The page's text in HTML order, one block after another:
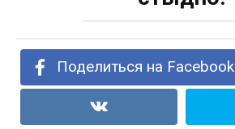
Поделиться на Facebook